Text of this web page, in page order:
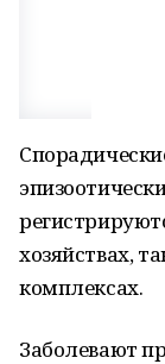
хозяйствах,
комплексах.
Заболевают